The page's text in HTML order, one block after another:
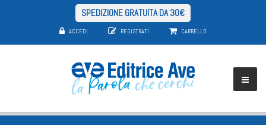
SPEDIZIONE GRATUITA DA 30€
ACCEDI REGISTRATI CARRELLO